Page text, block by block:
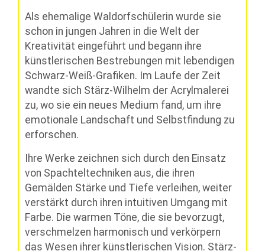
Als ehemalige Waldorfschülerin wurde sie
schon in jungen Jahren in die Welt der
Kreativität eingeführt und begann ihre
künstlerischen Bestrebungen mit lebendigen
Schwarz-Weiß-Grafiken. Im Laufe der Zeit
wandte sich Stärz-Wilhelm der Acrylmalerei
zu, wo sie ein neues Medium fand, um ihre
emotionale Landschaft und Selbstfindung zu
erforschen.
Ihre Werke zeichnen sich durch den Einsatz
von Spachteltechniken aus, die ihren
Gemälden Stärke und Tiefe verleihen, weiter
verstärkt durch ihren intuitiven Umgang mit
Farbe. Die warmen Töne, die sie bevorzugt,
verschmelzen harmonisch und verkörpern
das Wesen ihrer künstlerischen Vision. Stärz-